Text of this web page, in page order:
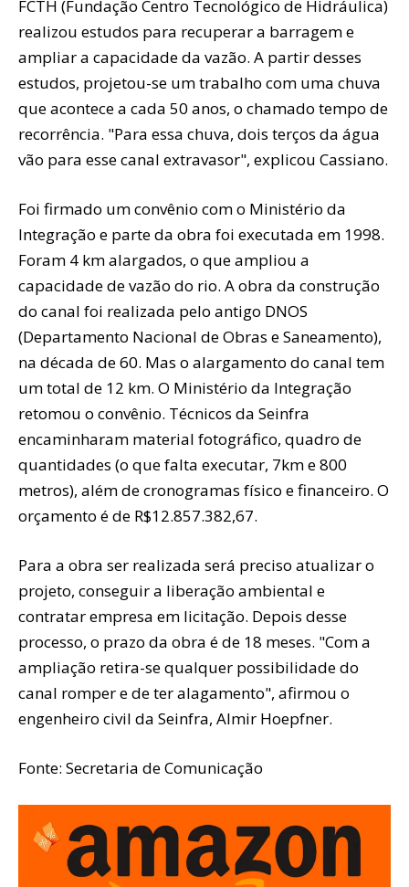
FCTH (Fundação Centro Tecnológico de Hidráulica)
realizou estudos para recuperar a barragem e
ampliar a capacidade da vazão. A partir desses
estudos, projetou-se um trabalho com uma chuva
que acontece a cada 50 anos, o chamado tempo de
recorrência. "Para essa chuva, dois terços da água
vão para esse canal extravasor", explicou Cassiano.
Foi firmado um convênio com o Ministério da
Integração e parte da obra foi executada em 1998.
Foram 4 km alargados, o que ampliou a
capacidade de vazão do rio. A obra da construção
do canal foi realizada pelo antigo DNOS
(Departamento Nacional de Obras e Saneamento),
na década de 60. Mas o alargamento do canal tem
um total de 12 km. O Ministério da Integração
retomou o convênio. Técnicos da Seinfra
encaminharam material fotográfico, quadro de
quantidades (o que falta executar, 7km e 800
metros), além de cronogramas físico e financeiro. O
orçamento é de R$12.857.382,67.
Para a obra ser realizada será preciso atualizar o
projeto, conseguir a liberação ambiental e
contratar empresa em licitação. Depois desse
processo, o prazo da obra é de 18 meses. "Com a
ampliação retira-se qualquer possibilidade do
canal romper e de ter alagamento", afirmou o
engenheiro civil da Seinfra, Almir Hoepfner.
Fonte: Secretaria de Comunicação